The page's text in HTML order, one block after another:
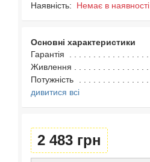
Наявність: Немає в наявності
Основні характеристики
Гарантія
Живлення
Потужність
дивитися всі
2 483 грн